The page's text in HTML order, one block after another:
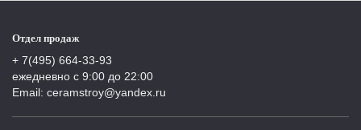
Отдел продаж
+ 7(495) 664-33-93
ежедневно с 9:00 до 22:00
Email: ceramstroy@yandex.ru